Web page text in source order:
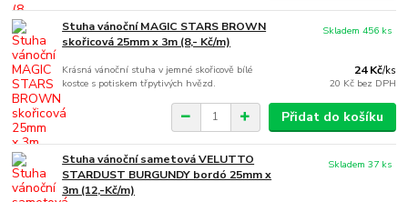
Stuha vánoční MAGIC STARS BROWN
skořicová 25mm x 3m (8,- Kč/m)
Krásná vánoční stuha v jemné skořicově bílé
kostce s potiskem třpytivých hvězd.
24 Kč/ks
20 Kč bez DPH
Skladem 456 ks
Přidat do košíku
Stuha vánoční sametová VELUTTO
STARDUST BURGUNDY bordó 25mm x
3m (12,-Kč/m)
Skladem 37 ks